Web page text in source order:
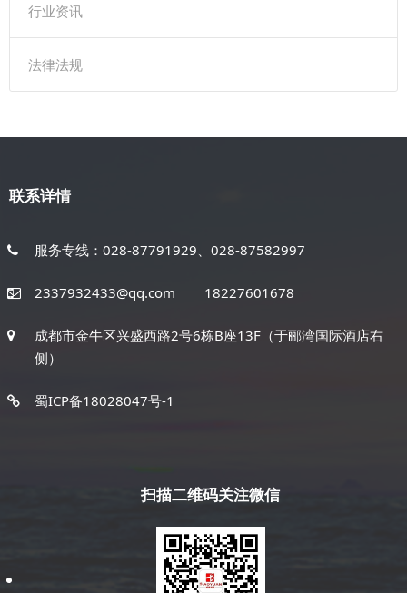
行业资讯
法律法规
联系详情
服务专线：028-87791929、028-87582997
2337932433@qq.com 18227601678
成都市金牛区兴盛西路2号6栋B座13F（于郦湾国际酒店右
侧）
蜀ICP备18028047号-1
扫描二维码关注微信